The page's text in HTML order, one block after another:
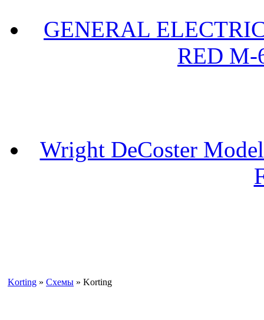
GENERAL
RED M-
Wright DeCoster
Korting » Схемы » Korting